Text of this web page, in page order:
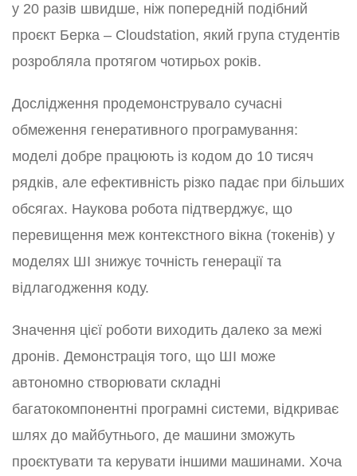
у 20 разів швидше, ніж попередній подібний
проєкт Берка – Cloudstation, який група студентів
розробляла протягом чотирьох років.
Дослідження продемонструвало сучасні
обмеження генеративного програмування:
моделі добре працюють із кодом до 10 тисяч
рядків, але ефективність різко падає при більших
обсягах. Наукова робота підтверджує, що
перевищення меж контекстного вікна (токенів) у
моделях ШІ знижує точність генерації та
відлагодження коду.
Значення цієї роботи виходить далеко за межі
дронів. Демонстрація того, що ШІ може
автономно створювати складні
багатокомпонентні програмні системи, відкриває
шлях до майбутнього, де машини зможуть
проєктувати та керувати іншими машинами. Хоча